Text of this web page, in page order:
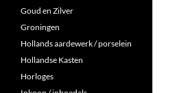
Goud en Zilver
Groningen
Hollands aardewerk / porselein
Hollandse Kasten
Horloges